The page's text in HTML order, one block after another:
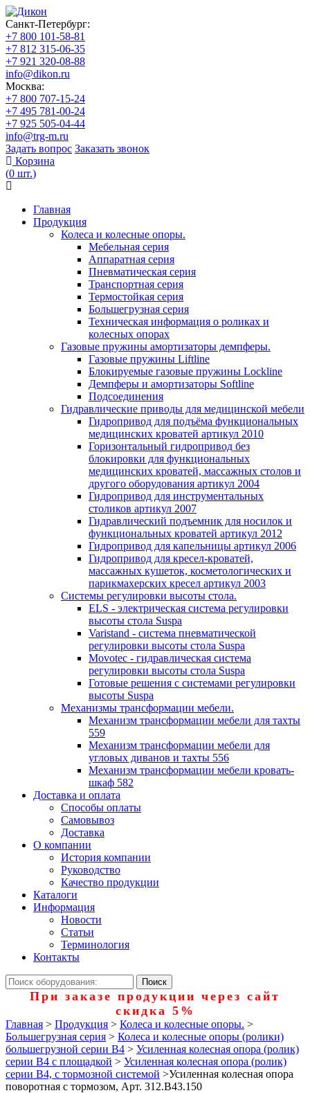
Санкт-Петербург:
+7 800 101-58-81
+7 812 315-06-35
+7 921 320-08-88
info@dikon.ru
Москва:
+7 800 707-15-24
+7 495 781-00-24
+7 925 505-04-44
info@trg-m.ru
Задать вопрос Заказать звонок
Корзина
(0 шт.)
Главная
Продукция
Колеса и колесные опоры.
Мебельная серия
Аппаратная серия
Пневматическая серия
Транспортная серия
Термостойкая серия
Большегрузная серия
Техническая информация о роликах и
колесных опорах
Газовые пружины амортизаторы демпферы.
Газовые пружины Liftline
Блокируемые газовые пружины Lockline
Демпферы и амортизаторы Softline
Подсоединения
Гидравлические приводы для медицинской мебели
Гидропривод для подъёма функциональных
медицинских кроватей артикул 2010
Горизонтальный гидропривод без
блокировки для функциональных
медицинских кроватей, массажных столов и
другого оборудования артикул 2004
Гидропривод для инструментальных
столиков артикул 2007
Гидравлический подъемник для носилок и
функциональных кроватей артикул 2012
Гидропривод для капельницы артикул 2006
Гидропривод для кресел-кроватей,
массажных кушеток, косметологических и
парикмахерских кресел артикул 2003
Системы регулировки высоты стола.
ELS - электрическая система регулировки
высоты стола Suspa
Varistand - система пневматической
регулировки высоты стола Suspa
Movotec - гидравлическая система
регулировки высоты стола Suspa
Готовые решения с системами регулировки
высоты Suspa
Механизмы трансформации мебели.
Механизм трансформации мебели для тахты
559
Механизм трансформации мебели для
угловых диванов и тахты 556
Механизм трансформации мебели кровать-
шкаф 582
Доставка и оплата
Способы оплаты
Самовывоз
Доставка
О компании
История компании
Руководство
Качество продукции
Каталоги
Информация
Новости
Статьи
Терминология
Контакты
При заказе продукции через сайт
скидка 5%
Главная > Продукция > Колеса и колесные опоры. >
Большегрузная серия > Колеса и колесные опоры (ролики)
большегрузной серии В4 > Усиленная колесная опора (ролик)
серии B4 с площадкой > Усиленная колесная опора (ролик)
серии B4, с тормозной системой >Усиленная колесная опора
поворотная с тормозом, Арт. 312.B43.150